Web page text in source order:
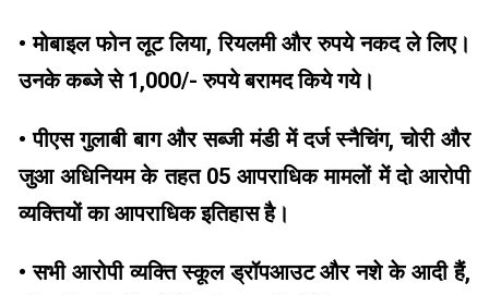
• मोबाइल फोन लूट लिया, रियलमी और रुपये नकद ले लिए।
उनके कब्जे से 1,000/- रुपये बरामद किये गये।
• पीएस गुलाबी बाग और सब्जी मंडी में दर्ज स्नैचिंग, चोरी और
जुआ अधिनियम के तहत 05 आपराधिक मामलों में दो आरोपी
व्यक्तियों का आपराधिक इतिहास है।
• सभी आरोपी व्यक्ति स्कूल ड्रॉपआउट और नशे के आदी हैं,